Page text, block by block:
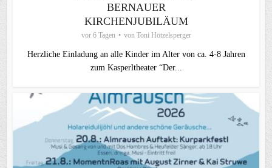
BERNAUER
KIRCHENJUBILÄUM
vor 6 Tagen von Toni Hötzelsperger
Herzliche Einladung an alle Kinder im Alter von ca. 4-8 Jahren
zum Kasperltheater “Der...